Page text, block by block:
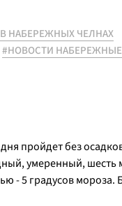
НАБЕРЕЖНЫХ ЧЕЛНАХ
#НОВОСТИ
пройдет без
умеренный, шесть
- 5 градусов мороза.